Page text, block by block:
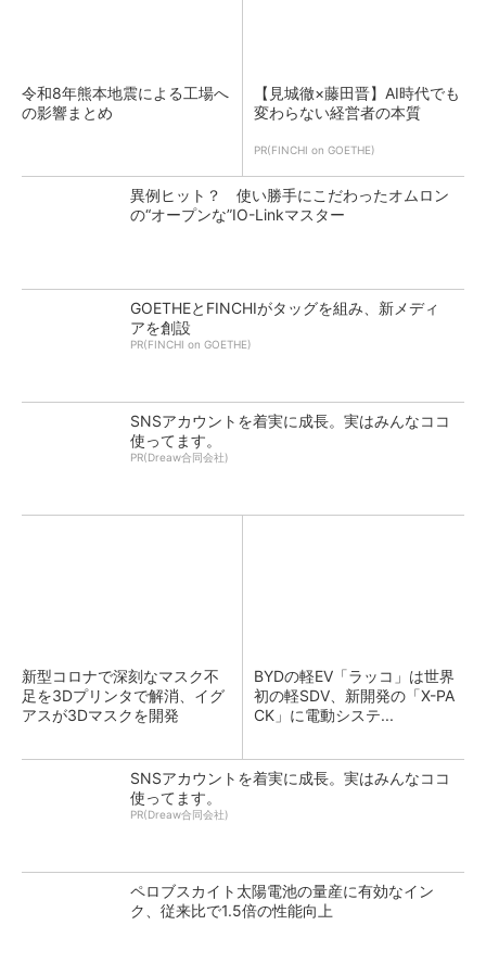
令和8年熊本地震による工場へ
の影響まとめ
【見城徹×藤田晋】AI時代でも
変わらない経営者の本質
PR(FINCHI on GOETHE)
異例ヒット？ 使い勝手にこだわったオムロン
の“オープンな”IO-Linkマスター
GOETHEとFINCHIがタッグを組み、新メディ
アを創設
PR(FINCHI on GOETHE)
SNSアカウントを着実に成長。実はみんなココ
使ってます。
PR(Dreaw合同会社)
新型コロナで深刻なマスク不
足を3Dプリンタで解消、イグ
アスが3Dマスクを開発
BYDの軽EV「ラッコ」は世界
初の軽SDV、新開発の「X-PA
CK」に電動システ...
SNSアカウントを着実に成長。実はみんなココ
使ってます。
PR(Dreaw合同会社)
ペロブスカイト太陽電池の量産に有効なイン
ク、従来比で1.5倍の性能向上